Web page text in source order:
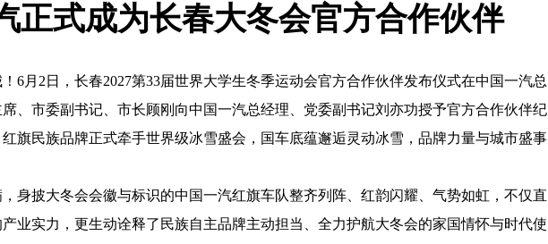
正式成为长春大冬会官方合作伙伴
月2日，长春2027第33届世界大学生冬季运动会官方合作伙伴发布仪式在中国一汽总
、市委副书记、市长顾刚向中国一汽总经理、党委副书记刘亦功授予官方合作伙伴纪
旗民族品牌正式牵手世界级冰雪盛会，国车底蕴邂逅灵动冰雪，品牌力量与城市盛事
披大冬会会徽与标识的中国一汽红旗车队整齐列阵、红韵闪耀、气势如虹，不仅直
业实力，更生动诠释了民族自主品牌主动担当、全力护航大冬会的家国情怀与时代使